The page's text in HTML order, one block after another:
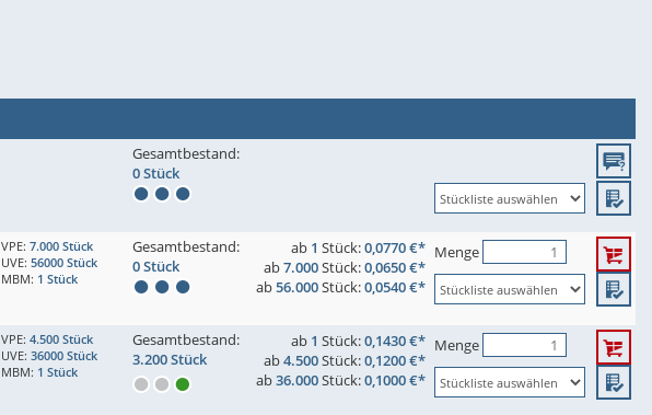
Gesamtbestand:
0 Stück
VPE: 7.000 Stück
UVE: 56000 Stück
MBM: 1 Stück
Gesamtbestand:
0 Stück
ab 1 Stück:0,0770 €*
ab7.000Stück:0,0650 €*
ab56.000Stück:0,0540 €*
Menge
VPE: 4.500 Stück
UVE: 36000 Stück
MBM: 1 Stück
Gesamtbestand:
3.200 Stück
ab 1 Stück:0,1430 €*
ab4.500Stück:0,1200 €*
ab36.000Stück:0,1000 €*
Menge